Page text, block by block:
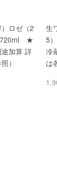
ロゼ（2
720ml ★
加算 詳
）
生
5
冷
は